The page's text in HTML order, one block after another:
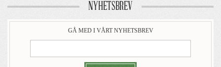
NYHETSBREV
GÅ MED I VÅRT NYHETSBREV